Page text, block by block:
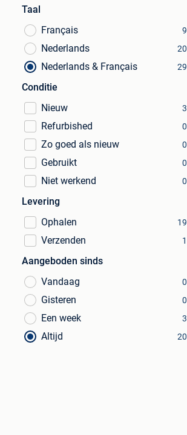
Taal
Français
9
Nederlands 20
Nederlands & Français 29
Conditie
Nieuw
3
Refurbished 0
Zo goed als nieuw 0
Gebruikt 0
Niet werkend 0
Levering
Ophalen
19
Verzenden 1
Aangeboden sinds
Vandaag
0
Gisteren 0
Een week 3
Altijd 20